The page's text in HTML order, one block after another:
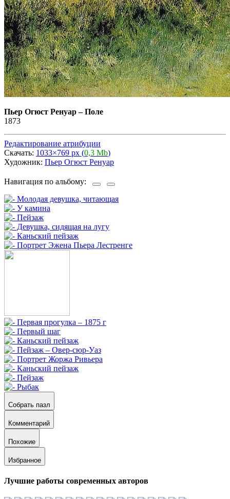
Пьер Огюст Ренуар–Поле
1873
Редактирование атрибуции
Скачать: 1033×769 px (0,3 Mb)
Художник: Пьер Огюст Ренуар
Навигация по альбому:
Собрать пазл
Комментарий
Похожие
Избранное
Лучшие работы современных авторов